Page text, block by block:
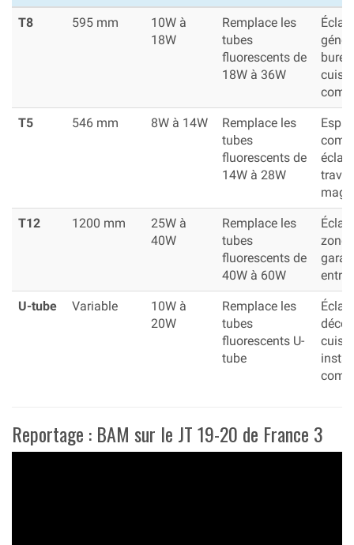
T8 595 mm
10W à
18W
Remplace les
tubes
fluorescents de
18W à 36W
T5 546 mm 8W à 14W
Remplace les
tubes
fluorescents de
14W à 28W
T12 1200 mm
25W à
40W
Remplace les
tubes
fluorescents de
40W à 60W
zone,
U-tube Variable
10W à
20W
Remplace les
tubes
fluorescents U-
tube
Reportage : BAM sur le JT 19-20 de France 3